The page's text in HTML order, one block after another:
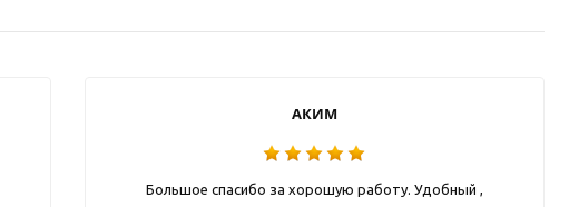
АКИМ
Большое спасибо за хорошую работу. Удобный ,